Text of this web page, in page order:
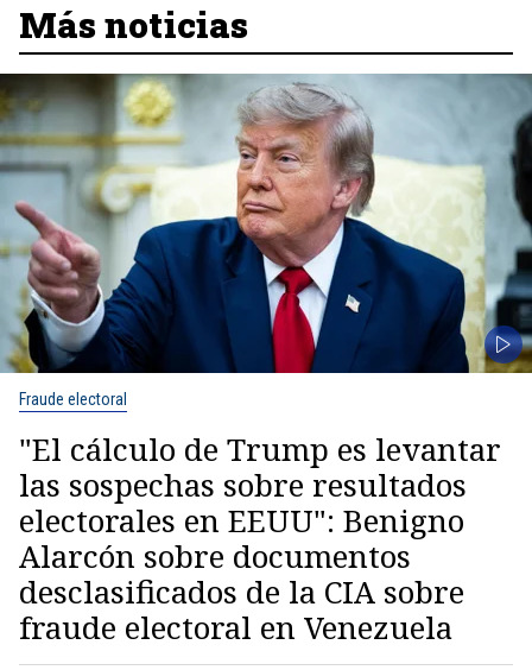
Más noticias
Fraude electoral
"El cálculo de Trump es levantar
las sospechas sobre resultados
electorales en EEUU": Benigno
Alarcón sobre documentos
desclasificados de la CIA sobre
fraude electoral en Venezuela